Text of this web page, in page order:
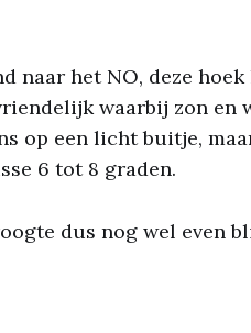
naar het NO, deze
waarbij zon en
op een licht buitje,
6 tot 8 graden.
dus nog wel even